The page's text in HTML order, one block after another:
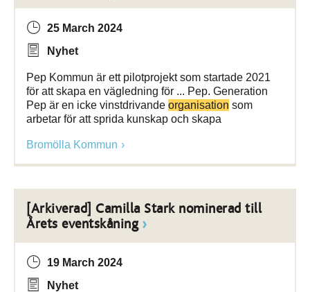
25 March 2024
Nyhet
Pep Kommun är ett pilotprojekt som startade 2021
för att skapa en vägledning för ... Pep. Generation
Pep är en icke vinstdrivande organisation som
arbetar för att sprida kunskap och skapa
Bromölla Kommun
[Arkiverad] Camilla Stark nominerad till
Årets eventskåning
19 March 2024
Nyhet